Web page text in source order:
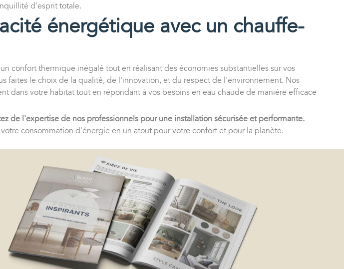
d'esprit totale.
énergétique avec un chauffe-
confort thermique inégalé tout en réalisant des économies substantielles sur vos
faites le choix de la qualité, de l'innovation, et du respect de l'environnement. Nos
votre habitat tout en répondant à vos besoins en eau chaude de manière efficace
de l'expertise de nos professionnels pour une installation sécurisée et performante.
consommation d'énergie en un atout pour votre confort et pour la planète.